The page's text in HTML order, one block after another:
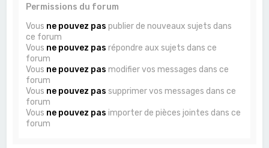
Permissions du forum
Vous ne pouvez pas publier de nouveaux sujets dans
ce forum
Vous ne pouvez pas répondre aux sujets dans ce
forum
Vous ne pouvez pas modifier vos messages dans ce
forum
Vous ne pouvez pas supprimer vos messages dans ce
forum
Vous ne pouvez pas importer de pièces jointes dans ce
forum